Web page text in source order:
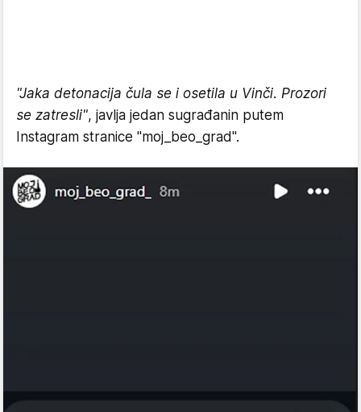
"Jaka detonacija čula se i osetila u Vinči. Prozori
se zatresli", javlja jedan sugrađanin putem
Instagram stranice "moj_beo_grad".